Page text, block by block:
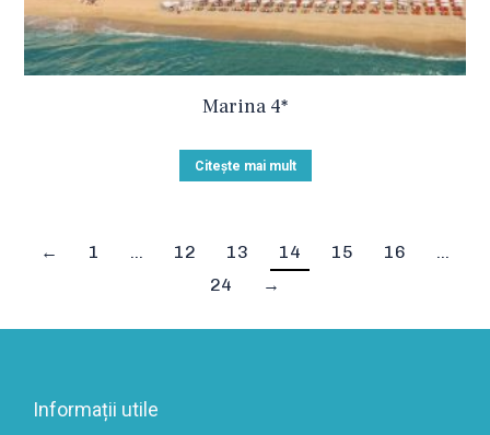
Marina 4*
Citește mai mult
← 1 … 12 13 14 15 16
…
24
→
Informații utile